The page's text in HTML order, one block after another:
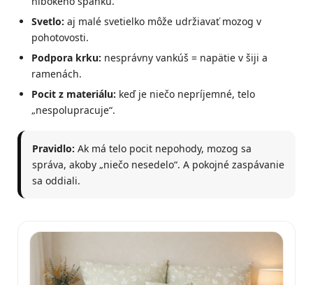
Svetlo: aj malé svetielko môže udržiavať mozog v
pohotovosti.
Podpora krku: nesprávny vankúš = napätie v šiji a
ramenách.
Pocit z materiálu: keď je niečo nepríjemné, telo
„nespolupracuje“.
Pravidlo: Ak má telo pocit nepohody, mozog sa
správa, akoby „niečo nesedelo“. A pokojné zaspávanie
sa oddiali.